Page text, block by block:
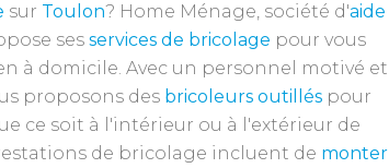
sur Toulon? Home Ménage, société d'aide
ses services de bricolage pour vous
à domicile. Avec un personnel motivé et
proposons des bricoleurs outillés pour
ce soit à l'intérieur ou à l'extérieur de
de bricolage incluent de monter